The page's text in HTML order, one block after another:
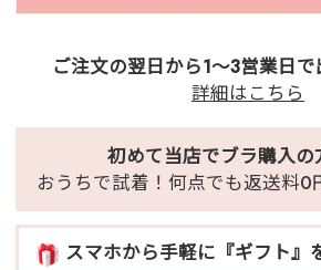
ご注文の翌日から1～3営業日で
詳細はこちら
初めて当店でブラ購入の
おうちで試着！何点でも返送料0
スマホから手軽に『ギフト』